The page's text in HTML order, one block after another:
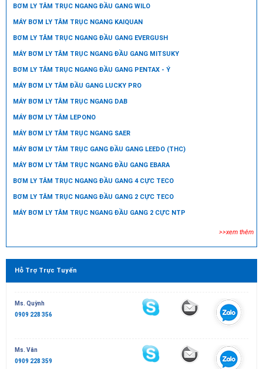
BƠM LY TÂM TRỤC NGANG ĐẦU GANG WILO
MÁY BƠM LY TÂM TRỤC NGANG KAIQUAN
BƠM LY TÂM TRỤC NGANG ĐẦU GANG EVERGUSH
MÁY BƠM LY TÂM TRỤC NGANG ĐẦU GANG MITSUKY
BƠM LY TÂM TRỤC NGANG ĐẦU GANG PENTAX - Ý
MÁY BƠM LY TÂM ĐẦU GANG LUCKY PRO
MÁY BƠM LY TÂM TRỤC NGANG DAB
MÁY BƠM LY TÂM LEPONO
MÁY BƠM LY TÂM TRỤC NGANG SAER
MÁY BƠM LY TÂM TRỤC GANG ĐẦU GANG LEEDO (THC)
MÁY BƠM LY TÂM TRỤC NGANG ĐẦU GANG EBARA
BƠM LY TÂM TRỤC NGANG ĐẦU GANG 4 CỰC TECO
BƠM LY TÂM TRỤC NGANG ĐẦU GANG 2 CỰC TECO
MÁY BƠM LY TÂM TRỤC NGANG ĐẦU GANG 2 CỰC NTP
>>xem thêm
Hỗ Trợ Trực Tuyến
Ms. Quỳnh
0909 228 356
Ms. Vân
0909 228 359